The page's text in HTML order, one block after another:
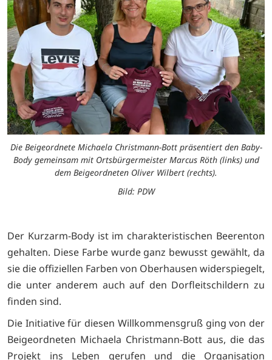
Die Beigeordnete Michaela Christmann-Bott präsentiert den Baby-
Body gemeinsam mit Ortsbürgermeister Marcus Röth (links) und
dem Beigeordneten Oliver Wilbert (rechts).
Bild: PDW
Der Kurzarm-Body ist im charakteristischen Beerenton
gehalten. Diese Farbe wurde ganz bewusst gewählt, da
sie die offiziellen Farben von Oberhausen widerspiegelt,
die unter anderem auch auf den Dorfleitschildern zu
finden sind.
Die Initiative für diesen Willkommensgruß ging von der
Beigeordneten Michaela Christmann-Bott aus, die das
Projekt ins Leben gerufen und die Organisation